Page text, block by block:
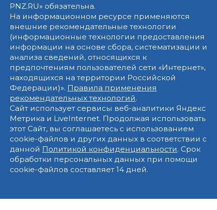
PNZ.RU» обязательна.
На информационном ресурсе применяются
внешние рекомендательные технологии
(информационные технологии предоставления
информации на основе сбора, систематизации и
анализа сведений, относящихся к
предпочтениям пользователей сети «Интернет»,
находящихся на территории Российской
Федерации)». Правила применения
рекомендательных технологий.
Сайт использует сервисы веб-аналитики Яндекс
Метрика и LiveInternet. Продолжая использовать
этот Сайт, вы соглашаетесь с использованием
cookie-файлов и других данных в соответствии с
данной Политикой конфиденциальности. Срок
обработки персональных данных при помощи
cookie-файлов составляет 14 дней.